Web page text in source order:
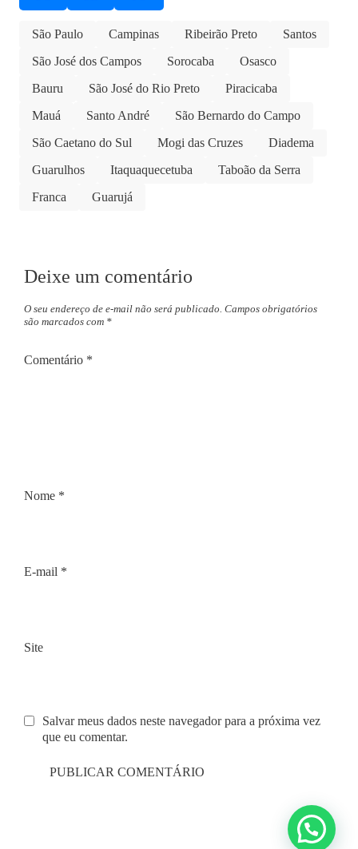
São Paulo Campinas Ribeirão Preto
Santos
São José dos Campos
Sorocaba
Osasco
Bauru
São José do Rio Preto
Piracicaba
Mauá
Santo André
São Bernardo do Campo
São Caetano do Sul
Mogi das Cruzes
Diadema
Guarulhos
Itaquaquecetuba
Taboão da Serra
Franca
Guarujá
Deixe um comentário
O seu endereço de e-mail não será publicado. Campos obrigatórios
são marcados com *
Comentário *
Nome *
E-mail *
Site
Salvar meus dados neste navegador para a próxima vez
que eu comentar.